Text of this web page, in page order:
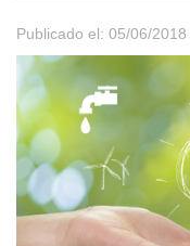
Publicado el: 05/06/2018